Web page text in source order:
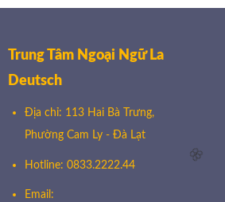
🌸
Trung Tâm Ngoại Ngữ La
Deutsch
Địa chỉ: 113 Hai Bà Trưng,
Phường Cam Ly - Đà Lạt
Hotline: 0833.2222.44
Email: